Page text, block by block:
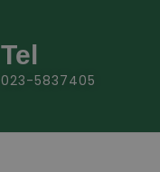
Tel
023-5837405